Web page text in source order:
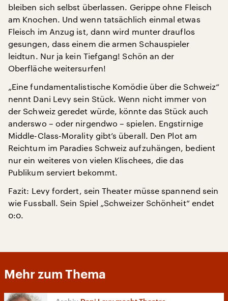
bleiben sich selbst überlassen. Gerippe ohne Fleisch
am Knochen. Und wenn tatsächlich einmal etwas
Fleisch im Anzug ist, dann wird munter drauflos
gesungen, dass einem die armen Schauspieler
leidtun. Nur ja kein Tiefgang! Schön an der
Oberfläche weitersurfen!
„Eine fundamentalistische Komödie über die Schweiz“
nennt Dani Levy sein Stück. Wenn nicht immer von
der Schweiz geredet würde, könnte das Stück auch
anderswo – oder nirgendwo – spielen. Engstirnige
Middle-Class-Morality gibt’s überall. Den Plot am
Reichtum im Paradies Schweiz aufzuhängen, bedient
nur ein weiteres von vielen Klischees, die das
Publikum serviert bekommt.
Fazit: Levy fordert, sein Theater müsse spannend sein
wie Fussball. Sein Spiel „Schweizer Schönheit“ endet
0:0.
Mehr zum Thema